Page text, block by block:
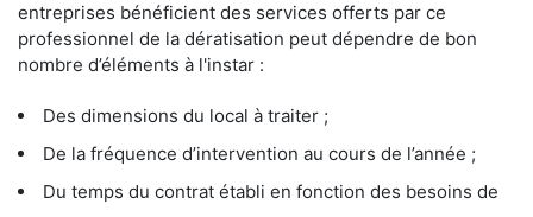
entreprises bénéficient des services offerts par ce
professionnel de la dératisation peut dépendre de bon
nombre d’éléments à l'instar :
Des dimensions du local à traiter ;
De la fréquence d’intervention au cours de l’année ;
Du temps du contrat établi en fonction des besoins de